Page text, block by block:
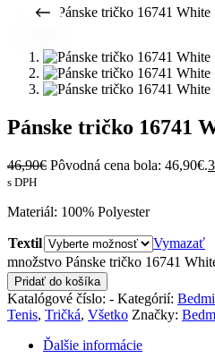
Pánske tričko 16741
46,90€ Pôvodná cena bola: 46,90€.
s DPH
Materiál: 100% Polyester
Textil
Vymazať
množstvo Pánske tričko 16741
Pridať do košíka
Katalógové číslo: - Kategórií:
Tenis, Tričká, Všetko Značky:
Ďalšie informácie